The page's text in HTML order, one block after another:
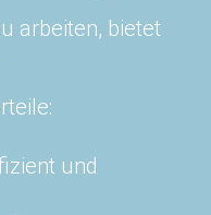
arbeiten, bietet
und